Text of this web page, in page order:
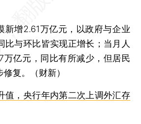
新增2.61万亿元，以政府与企业
比与环比皆实现正增长；当月人
万亿元，同比有所减少，但居民
复。（财新）
值，央行年内第二次上调外汇存